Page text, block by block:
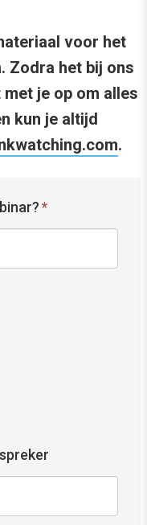
voor het
Zodra het bij ons
je op om alles
kun je altijd
.
*